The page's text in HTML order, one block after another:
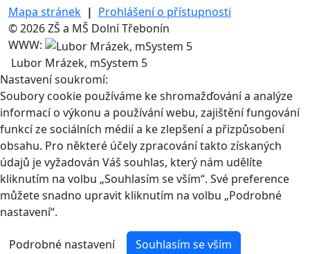
Mapa stránek | Prohlášení o přístupnosti
© 2026 ZŠ a MŠ Dolní Třebonín
WWW:
Lubor Mrázek, mSystem 5
Nastavení soukromí:
Soubory cookie používáme ke shromažďování a analýze
informací o výkonu a používání webu, zajištění fungování
funkcí ze sociálních médií a ke zlepšení a přizpůsobení
obsahu. Pro některé účely zpracování takto získaných
údajů je vyžadován Váš souhlas, který nám udělíte
kliknutím na volbu „Souhlasím se vším“. Své preference
můžete snadno upravit kliknutím na volbu „Podrobné
nastavení“.
Podrobné nastavení Souhlasím se vším